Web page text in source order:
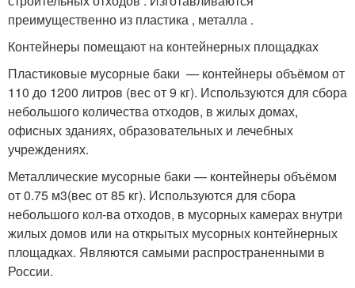
преимущественно из пластика , металла .
Контейнеры помещают на контейнерных площадках
Пластиковые мусорные баки — контейнеры объёмом от
110 до 1200 литров (вес от 9 кг). Используются для сбора
небольшого количества отходов, в жилых домах,
офисных зданиях, образовательных и лечебных
учреждениях.
Металлические мусорные баки — контейнеры объёмом
от 0.75 м3(вес от 85 кг). Используются для сбора
небольшого кол-ва отходов, в мусорных камерах внутри
жилых домов или на открытых мусорных контейнерных
площадках. Являются самыми распространенными в
России.